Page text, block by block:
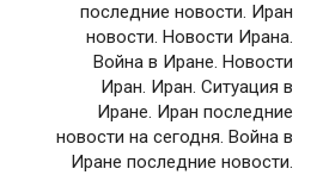
последние новости. Иран
новости. Новости Ирана.
Война в Иране. Новости
Иран. Иран. Ситуация в
Иране. Иран последние
новости на сегодня. Война в
Иране последние новости.